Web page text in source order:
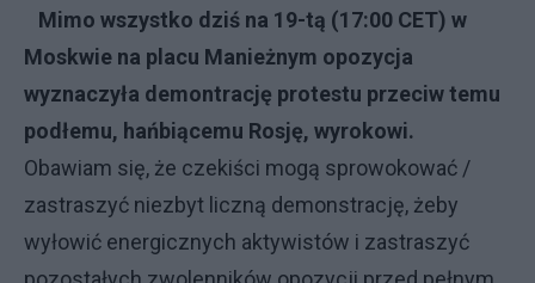
Mimo wszystko dziś na 19-tą (17:00 CET) w
Moskwie na placu Manieżnym opozycja
wyznaczyła demontrację protestu przeciw temu
podłemu, hańbiącemu Rosję, wyrokowi.
Obawiam się, że czekiści mogą sprowokować /
zastraszyć niezbyt liczną demonstrację, żeby
wyłowić energicznych aktywistów i zastraszyć